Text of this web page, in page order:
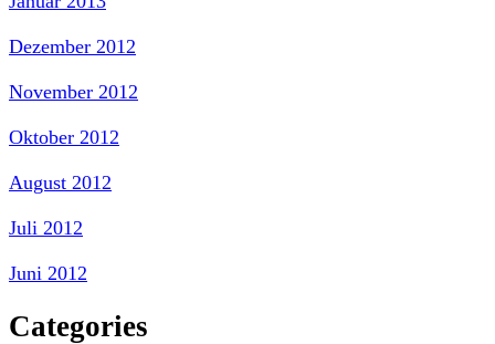
Dezember 2012
November 2012
Oktober 2012
August 2012
Juli 2012
Juni 2012
Categories